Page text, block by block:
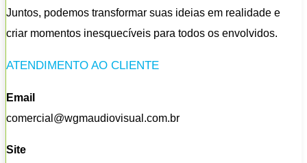
Juntos, podemos transformar suas ideias em realidade e
criar momentos inesquecíveis para todos os envolvidos.
ATENDIMENTO AO CLIENTE
Email
comercial@wgmaudiovisual.com.br
Site